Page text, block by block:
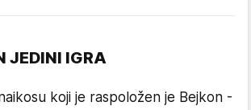
JEDINI IGRA
koji je raspoložen je Bejkon -